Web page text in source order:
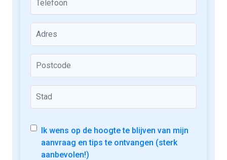
Ik wens op de hoogte te blijven van mijn
aanvraag en tips te ontvangen (sterk
aanbevolen!)